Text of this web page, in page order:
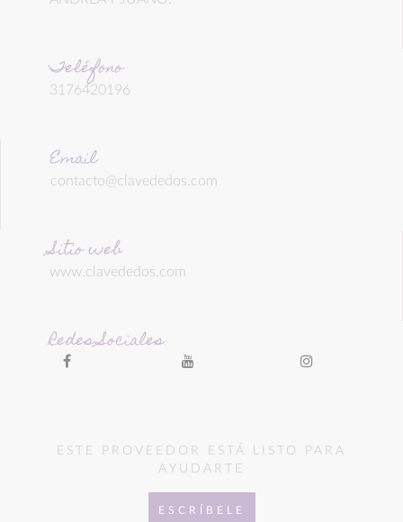
Teléfono
3176420196
Email
contacto@clavededos.com
Sitio web
www.clavededos.com
Redes Sociales
ESTE PROVEEDOR ESTÁ LISTO PARA
AYUDARTE
ESCRÍBELE